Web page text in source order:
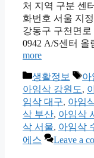
처 지역 구분 센
화번호 서울 지
강동구 구천면로
0942 A/S센터
more
Categories
생활정보 아
아임삭 강원도,
임삭 대구, 아임
삭 부산, 아임삭
삭 서울, 아임삭
에스
Leave a